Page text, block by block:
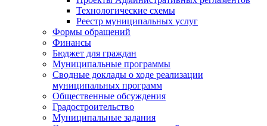
Технологические схемы
Реестр муниципальных услуг
Формы обращений
Финансы
Бюджет для граждан
Муниципальные программы
Сводные доклады о ходе реализации
муниципальных программ
Общественные обсуждения
Градостроительство
Муниципальные задания